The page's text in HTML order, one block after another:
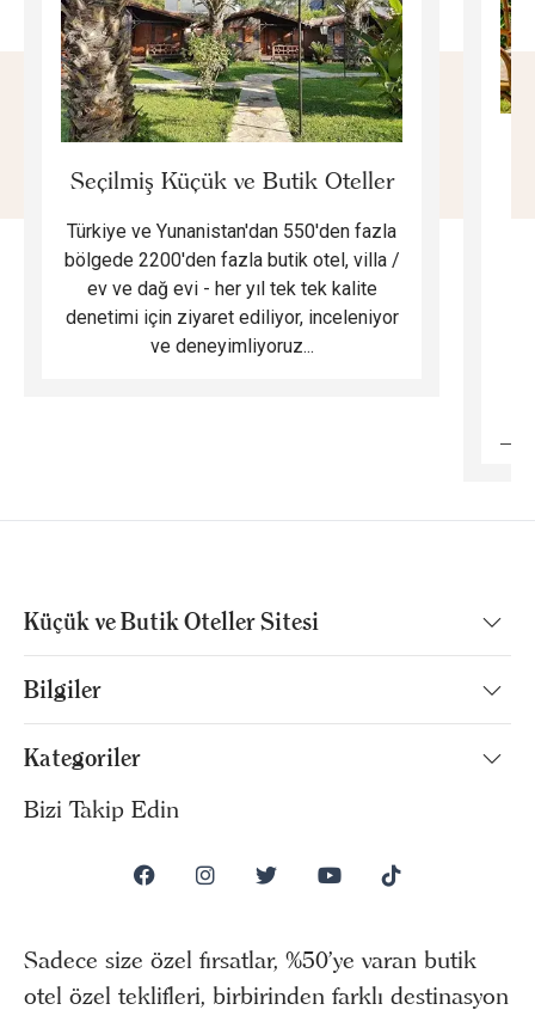
Seçilmiş Küçük ve Butik Oteller
Türkiye ve Yunanistan'dan 550'den fazla
bölgede 2200'den fazla butik otel, villa /
ev ve dağ evi - her yıl tek tek kalite
denetimi için ziyaret ediliyor, inceleniyor
ve deneyimliyoruz...
Küçük ve Butik Oteller Sitesi
Bilgiler
Kategoriler
Bizi Takip Edin
Sadece size özel fırsatlar, %50’ye varan butik
otel özel teklifleri, birbirinden farklı destinasyon